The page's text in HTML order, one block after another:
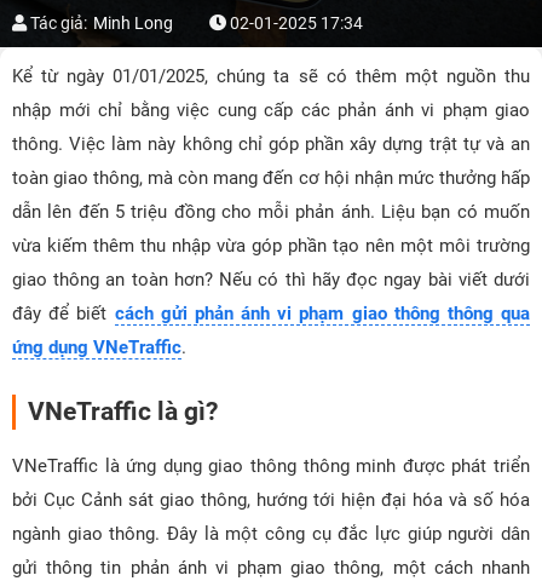
Tác giả: Minh Long 02-01-2025 17:34
Kể từ ngày 01/01/2025, chúng ta sẽ có thêm một nguồn thu
nhập mới chỉ bằng việc cung cấp các phản ánh vi phạm giao
thông. Việc làm này không chỉ góp phần xây dựng trật tự và an
toàn giao thông, mà còn mang đến cơ hội nhận mức thưởng hấp
dẫn lên đến 5 triệu đồng cho mỗi phản ánh. Liệu bạn có muốn
vừa kiếm thêm thu nhập vừa góp phần tạo nên một môi trường
giao thông an toàn hơn? Nếu có thì hãy đọc ngay bài viết dưới
đây để biết cách gửi phản ánh vi phạm giao thông thông qua
ứng dụng VNeTraffic.
VNeTraffic là gì?
VNeTraffic là ứng dụng giao thông thông minh được phát triển
bởi Cục Cảnh sát giao thông, hướng tới hiện đại hóa và số hóa
ngành giao thông. Đây là một công cụ đắc lực giúp người dân
gửi thông tin phản ánh vi phạm giao thông, một cách nhanh